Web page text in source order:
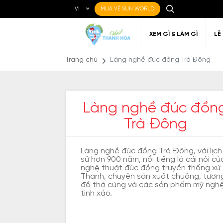
VI MUA VÉ SUN WORLD
XEM GÌ & LÀM GÌ LỄ
Điểm đến yêu thích Nghệ thuật
Địa điểm ăn uống
Đi đến Thanh Hóa
Di
Trang chủ Làng nghề đúc đồng Trà Đông
Làng nghề đúc
Trà Đông
Làng nghề đúc đồng Trà Đông, với lịch
sử hơn 900 năm, nổi tiếng là cái nôi
nghệ thuật đúc đồng truyền thống xứ
Thanh, chuyên sản xuất chuông,
đồ thờ cúng và các sản phẩm mỹ
tinh xảo.